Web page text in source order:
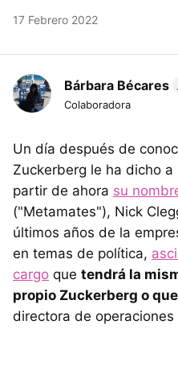
17 Febrero 2022
Bárbara Bécares
Colaboradora
Un día después de
Zuckerberg le ha dicho
partir de ahora su
("Metamates"), Nick
últimos años de la
en temas de política,
cargo que tendrá la
propio Zuckerberg o
directora de operaciones